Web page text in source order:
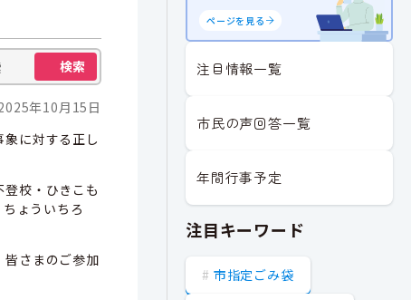
検索
年10月15日
に対する正し
校・ひきこも
ょういちろ
さまのご参加
ページを見る
注目情報一覧
市民の声回答一覧
年間行事予定
注目キーワード
市指定ごみ袋